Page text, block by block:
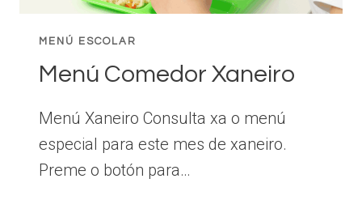
MENÚ ESCOLAR
Menú Comedor Xaneiro
Menú Xaneiro Consulta xa o menú
especial para este mes de xaneiro.
Preme o botón para…